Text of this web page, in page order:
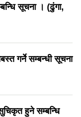
सूचना । (ढुंगा,
गर्ने सम्बन्धी सूचना
हुने सम्बन्धि